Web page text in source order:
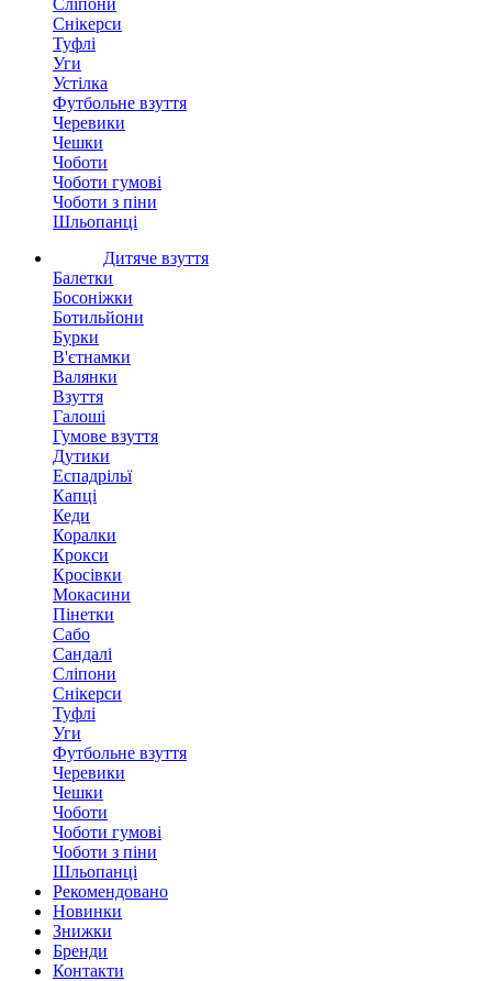
Сліпони
Снікерси
Туфлі
Уги
Устілка
Футбольне взуття
Черевики
Чешки
Чоботи
Чоботи гумові
Чоботи з піни
Шльопанці
Дитяче взуття
Балетки
Босоніжки
Ботильйони
Бурки
В'єтнамки
Валянки
Взуття
Галоші
Гумове взуття
Дутики
Еспадрільї
Капці
Кеди
Коралки
Крокси
Кросівки
Мокасини
Пінетки
Сабо
Сандалі
Сліпони
Снікерси
Туфлі
Уги
Футбольне взуття
Черевики
Чешки
Чоботи
Чоботи гумові
Чоботи з піни
Шльопанці
Рекомендовано
Новинки
Знижки
Бренди
Контакти